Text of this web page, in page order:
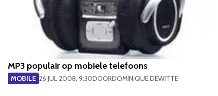
MP3 populair op mobiele telefoons
MOBILE 26 JUL 2008, 9:30DOORDOMINIQUE DEWITTE